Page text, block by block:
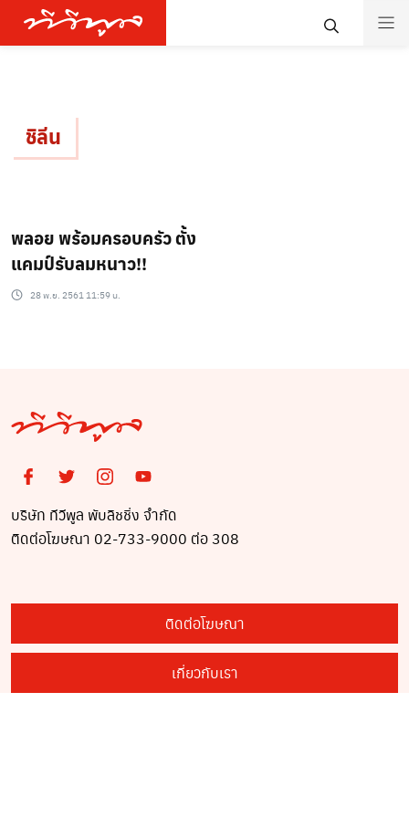
ชิลีน
พลอย พร้อมครอบครัว ตั้ง
แคมป์รับลมหนาว!!
28 พ.ย. 2561 11:59 น.
บริษัท ทีวีพูล พับลิชชิ่ง จำกัด
ติดต่อโฆษณา 02-733-9000 ต่อ 308
ติดต่อโฆษณา
เกี่ยวกับเรา